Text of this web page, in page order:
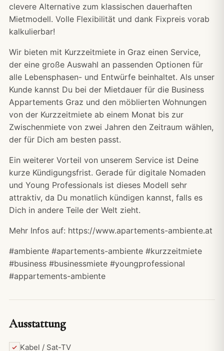
clevere Alternative zum klassischen dauerhaften
Mietmodell. Volle Flexibilität und dank Fixpreis vorab
kalkulierbar!
Wir bieten mit Kurzzeitmiete in Graz einen Service,
der eine große Auswahl an passenden Optionen für
alle Lebensphasen- und Entwürfe beinhaltet. Als unser
Kunde kannst Du bei der Mietdauer für die Business
Appartements Graz und den möblierten Wohnungen
von der Kurzzeitmiete ab einem Monat bis zur
Zwischenmiete von zwei Jahren den Zeitraum wählen,
der für Dich am besten passt.
Ein weiterer Vorteil von unserem Service ist Deine
kurze Kündigungsfrist. Gerade für digitale Nomaden
und Young Professionals ist dieses Modell sehr
attraktiv, da Du monatlich kündigen kannst, falls es
Dich in andere Teile der Welt zieht.
Mehr Infos auf: https://www.apartements-ambiente.at
#ambiente #apartements-ambiente #kurzzeitmiete
#business #businessmiete #youngprofessional
#appartements-ambiente
Ausstattung
Kabel / Sat-TV